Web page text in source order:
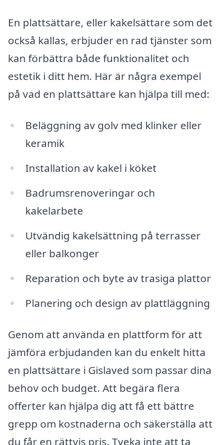
En plattsättare, eller kakelsättare som det
också kallas, erbjuder en rad tjänster som
kan förbättra både funktionalitet och
estetik i ditt hem. Här är några exempel
på vad en plattsättare kan hjälpa till med:
Beläggning av golv med klinker eller
keramik
Installation av kakel i köket
Badrumsrenoveringar och
kakelarbete
Utvändig kakelsättning på terrasser
eller balkonger
Reparation och byte av trasiga plattor
Planering och design av plattläggning
Genom att använda en plattform för att
jämföra erbjudanden kan du enkelt hitta
en plattsättare i Gislaved som passar dina
behov och budget. Att begära flera
offerter kan hjälpa dig att få ett bättre
grepp om kostnaderna och säkerställa att
du får en rättvis pris. Tveka inte att ta